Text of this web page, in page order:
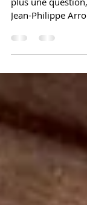
Pourquoi le lire ?
Jean-Philippe
intéresser